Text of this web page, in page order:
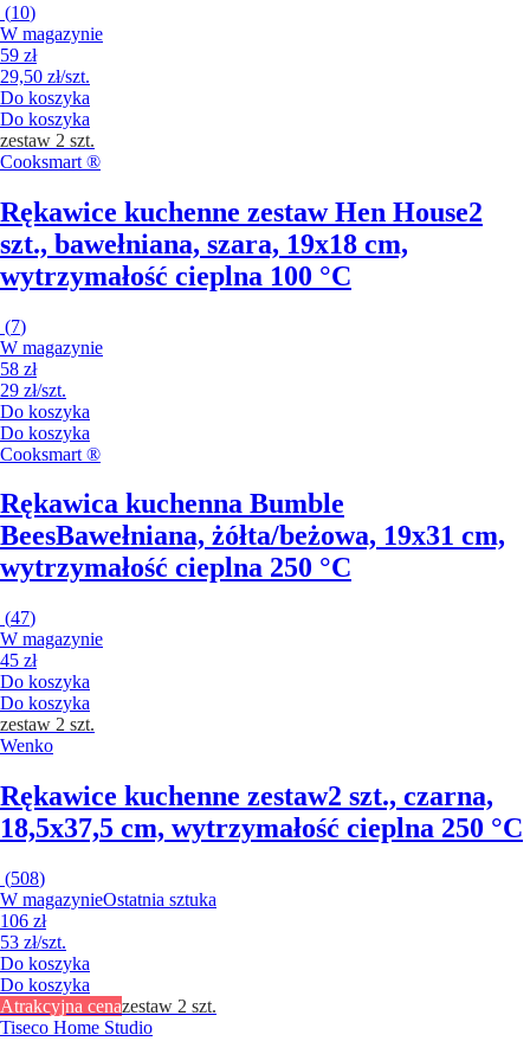
(10)
W magazynie
59 zł
29,50 zł/szt.
Do koszyka
Do koszyka
zestaw 2 szt.
Cooksmart ®
Rękawice kuchenne zestaw Hen House2
szt., bawełniana, szara, 19x18 cm,
wytrzymałość cieplna 100 °C
(7)
W magazynie
58 zł
29 zł/szt.
Do koszyka
Do koszyka
Cooksmart ®
Rękawica kuchenna Bumble
BeesBawełniana, żółta/beżowa, 19x31 cm,
wytrzymałość cieplna 250 °C
(47)
W magazynie
45 zł
Do koszyka
Do koszyka
zestaw 2 szt.
Wenko
Rękawice kuchenne zestaw2 szt., czarna,
18,5x37,5 cm, wytrzymałość cieplna 250 °C
(508)
W magazynieOstatnia sztuka
106 zł
53 zł/szt.
Do koszyka
Do koszyka
Atrakcyjna cenazestaw 2 szt.
Tiseco Home Studio